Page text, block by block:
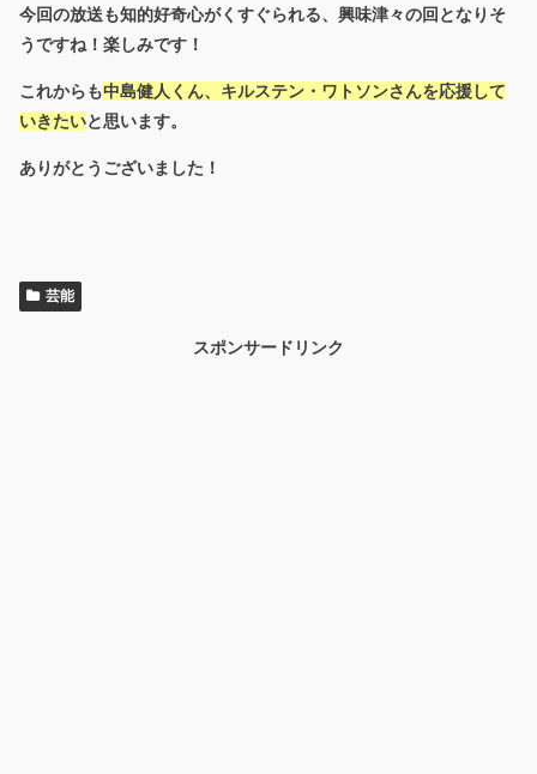
今回の放送も知的好奇心がくすぐられる、興味津々の回となりそ
うですね！楽しみです！
これからも中島健人くん、キルステン・ワトソンさんを応援して
いきたいと思います。
ありがとうございました！
芸能
スポンサードリンク